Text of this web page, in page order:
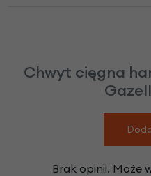
Chwyt cięgna
Brak opinii. Może